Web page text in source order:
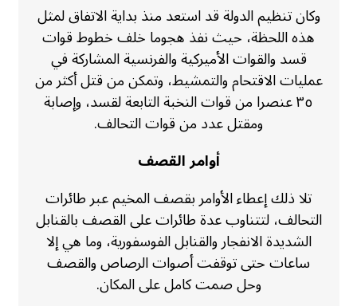
وكان تنظيم الدولة قد استعد منذ بداية الاتفاق لمثل
هذه اللحظة، حيث نفذ هجوما خلف خطوط قوات
قسد والقوات الأميركية والفرنسية المشاركة في
عمليات الاقتحام والتمشيط، وتمكن من قتل أكثر من
٣٥ عنصرا من قوات النخبة التابعة لقسد، وإصابة
ومقتل عدد من قوات التحالف.
أوامر القصف
تلا ذلك إعطاء الأوامر بقصف المخيم عبر طائرات
التحالف، لتتناوب عدة طائرات على القصف بالقنابل
الشديدة الانفجار والقنابل الفوسفورية، وما هي إلا
ساعات حتى توقفت أصوات الرصاص والقصف
وحل صمت كامل على المكان.